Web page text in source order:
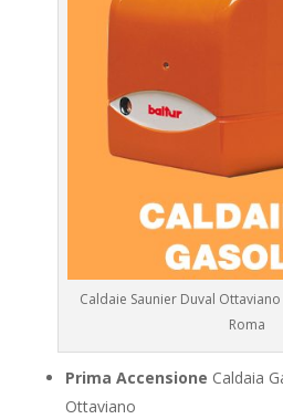
Caldaie Saunier Duval
Roma
Prima Accensione Caldaia
Ottaviano